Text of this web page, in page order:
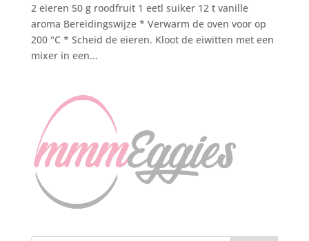
2 eieren 50 g roodfruit 1 eetl suiker 12 t vanille
aroma Bereidingswijze * Verwarm de oven voor op
200 °C * Scheid de eieren. Kloot de eiwitten met een
mixer in een...